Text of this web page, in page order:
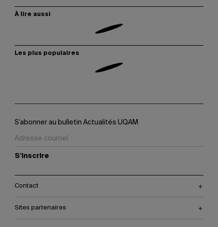
À lire aussi
Les plus populaires
S’abonner au bulletin Actualités UQAM
S'inscrire
Contact
Sites partenaires